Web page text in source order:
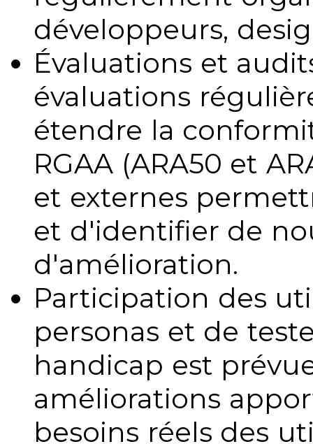
développeurs,
Évaluations et
évaluations
étendre la
RGAA (ARA50 et
et externes
et d'identifier de
d'amélioration.
Participation des
personas et de
handicap est
améliorations
besoins réels des